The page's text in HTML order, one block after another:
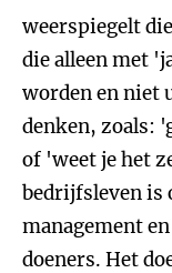
weerspiegelt
die alleen met
worden en niet
denken, zoals:
of 'weet je het
bedrijfsleven is
management
doeners. Het